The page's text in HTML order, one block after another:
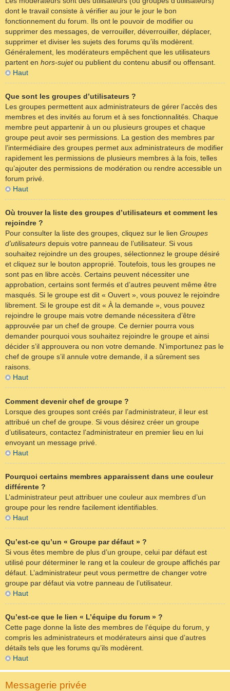
dont le travail consiste à vérifier au jour le jour le bon
fonctionnement du forum. Ils ont le pouvoir de modifier ou
supprimer des messages, de verrouiller, déverrouiller, déplacer,
supprimer et diviser les sujets des forums qu’ils modèrent.
Généralement, les modérateurs empêchent que les utilisateurs
partent en hors-sujetou publient du contenu abusif ou offensant.
Haut
Que sont les groupes d’utilisateurs ?
Les groupes permettent aux administrateurs de gérer l’accès des
membres et des invités au forum et à ses fonctionnalités. Chaque
membre peut appartenir à un ou plusieurs groupes et chaque
groupe peut avoir ses permissions. La gestion des membres par
l’intermédiaire des groupes permet aux administrateurs de modifier
rapidement les permissions de plusieurs membres à la fois, telles
qu’ajouter des permissions de modération ou rendre accessible un
forum privé.
Haut
Où trouver la liste des groupes d’utilisateurs et comment les
rejoindre ?
Pour consulter la liste des groupes, cliquez sur le lien Groupes
d’utilisateurs depuis votre panneau de l’utilisateur. Si vous
souhaitez rejoindre un des groupes, sélectionnez le groupe désiré
et cliquez sur le bouton approprié. Toutefois, tous les groupes ne
sont pas en libre accès. Certains peuvent nécessiter une
approbation, certains sont fermés et d’autres peuvent même être
masqués. Si le groupe est dit « Ouvert », vous pouvez le rejoindre
librement. Si le groupe est dit « À la demande », vous pouvez
rejoindre le groupe mais votre demande nécessitera d’être
approuvée par un chef de groupe. Ce dernier pourra vous
demander pourquoi vous souhaitez rejoindre le groupe et ainsi
décider s’il approuvera ou non votre demande. N’importunez pas le
chef de groupe s’il annule votre demande, il a sûrement ses
raisons.
Haut
Comment devenir chef de groupe ?
Lorsque des groupes sont créés par l’administrateur, il leur est
attribué un chef de groupe. Si vous désirez créer un groupe
d’utilisateurs, contactez l’administrateur en premier lieu en lui
envoyant un message privé.
Haut
Pourquoi certains membres apparaissent dans une couleur
différente ?
L’administrateur peut attribuer une couleur aux membres d’un
groupe pour les rendre facilement identifiables.
Haut
Qu’est-ce qu’un « Groupe par défaut » ?
Si vous êtes membre de plus d’un groupe, celui par défaut est
utilisé pour déterminer le rang et la couleur de groupe affichés par
défaut. L’administrateur peut vous permettre de changer votre
groupe par défaut via votre panneau de l’utilisateur.
Haut
Qu’est-ce que le lien « L’équipe du forum » ?
Cette page donne la liste des membres de l’équipe du forum, y
compris les administrateurs et modérateurs ainsi que d’autres
détails tels que les forums qu’ils modèrent.
Haut
Messagerie privée